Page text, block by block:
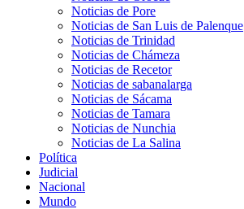
Noticias de Pore
Noticias de San Luis de Palenque
Noticias de Trinidad
Noticias de Chámeza
Noticias de Recetor
Noticias de sabanalarga
Noticias de Sácama
Noticias de Tamara
Noticias de Nunchia
Noticias de La Salina
Política
Judicial
Nacional
Mundo